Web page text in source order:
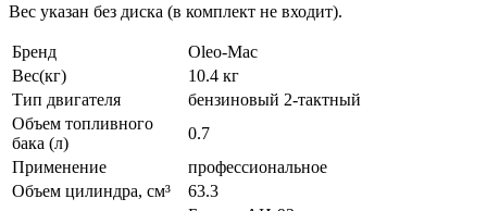
Вес указан без диска (в комплект не входит).
Бренд
Oleo-Mac
Вес(кг)
10.4 кг
Тип двигателя
бензиновый 2-тактный
Объем топливного
бака (л)
0.7
Применение
профессиональное
Объем цилиндра, см³
63.3